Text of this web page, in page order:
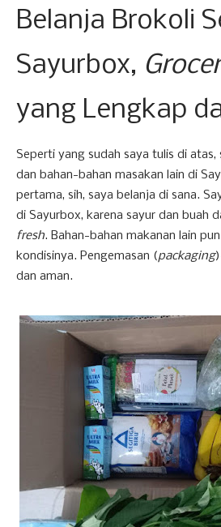
Belanja Brokoli
Sayurbox,
yang Lengkap
Seperti yang sudah saya tulis di
dan bahan-bahan masakan lain di
pertama, sih, saya belanja di sana.
di Sayurbox, karena sayur dan buah
fresh. Bahan-bahan makanan lain
kondisinya. Pengemasan (packaging
dan aman.